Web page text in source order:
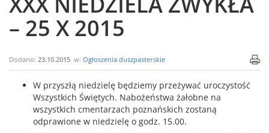
– 25 X 2015
Dodano: 23.10.2015 w: Ogłoszenia duszpasterskie
W przyszłą niedzielę będziemy przeżywać uroczystość
Wszystkich Świętych. Nabożeństwa żałobne na
wszystkich cmentarzach poznańskich zostaną
odprawione w niedzielę o godz. 15.00.